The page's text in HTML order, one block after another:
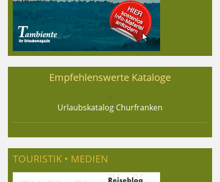
Empfehlenswerte Kataloge
Urlaubskatalog Churfranken
TOURISTIK • MEDIEN